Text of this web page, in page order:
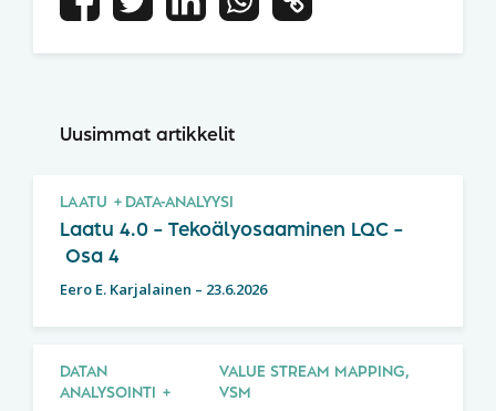
Uusimmat artikkelit
LAATU DATA-ANALYYSI
Laatu 4.0 – Tekoälyosaaminen LQC –
Osa 4
Eero E. Karjalainen – 23.6.2026
DATAN
ANALYSOINTI
VALUE STREAM MAPPING,
VSM